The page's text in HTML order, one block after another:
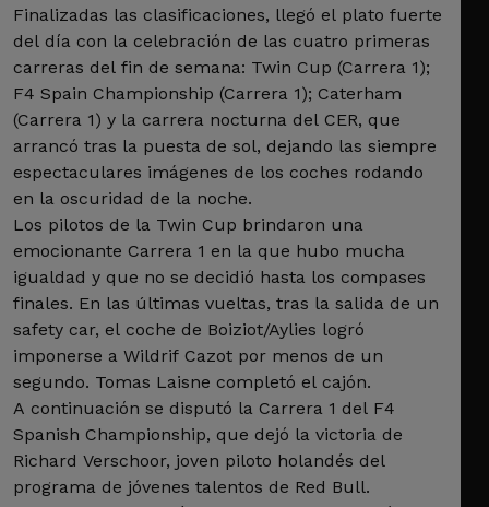
Finalizadas las clasificaciones, llegó el plato fuerte
del día con la celebración de las cuatro primeras
carreras del fin de semana: Twin Cup (Carrera 1);
F4 Spain Championship (Carrera 1); Caterham
(Carrera 1) y la carrera nocturna del CER, que
arrancó tras la puesta de sol, dejando las siempre
espectaculares imágenes de los coches rodando
en la oscuridad de la noche.
Los pilotos de la Twin Cup brindaron una
emocionante Carrera 1 en la que hubo mucha
igualdad y que no se decidió hasta los compases
finales. En las últimas vueltas, tras la salida de un
safety car, el coche de Boiziot/Aylies logró
imponerse a Wildrif Cazot por menos de un
segundo. Tomas Laisne completó el cajón.
A continuación se disputó la Carrera 1 del F4
Spanish Championship, que dejó la victoria de
Richard Verschoor, joven piloto holandés del
programa de jóvenes talentos de Red Bull.